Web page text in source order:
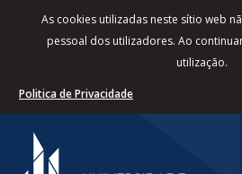
As cookies utilizadas neste sítio web
pessoal dos utilizadores. Ao
utilização.
Politica de Privacidade